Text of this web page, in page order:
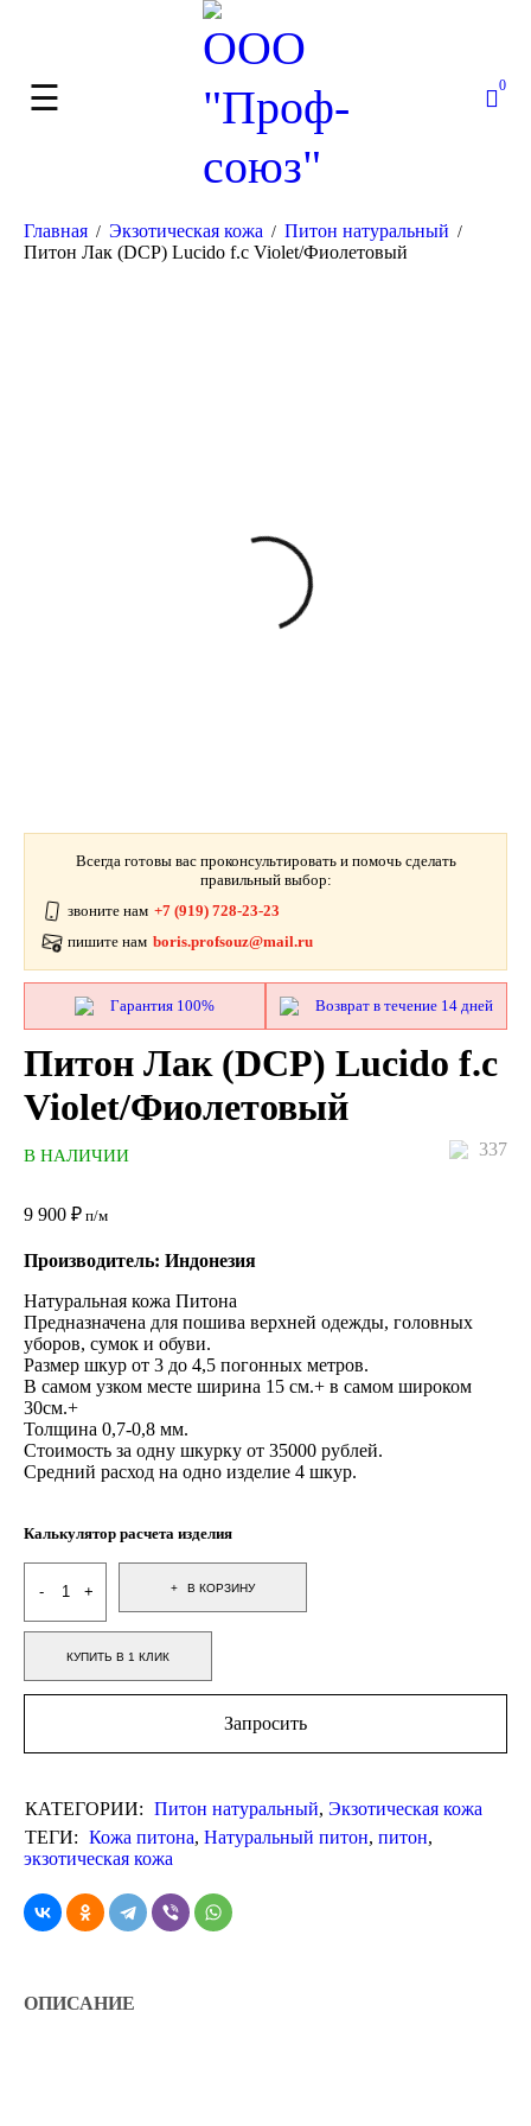
0
Главная / Экзотическая кожа / Питон натуральный /
Питон Лак (DCP) Lucido f.c Violet/Фиолетовый
Всегда готовы вас проконсультировать и помочь сделать
правильный выбор:
звоните нам +7 (919) 728-23-23
пишите нам boris.profsouz@mail.ru
Гарантия 100% Возврат в течение 14 дней
Питон Лак (DCP) Lucido f.c
Violet/Фиолетовый
337
В НАЛИЧИИ
9 900 ₽ п/м
Производитель: Индонезия
Натуральная кожа Питона
Предназначена для пошива верхней одежды, головных
уборов, сумок и обуви.
Размер шкур от 3 до 4,5 погонных метров.
В самом узком месте ширина 15 см.+ в самом широком
30см.+
Толщина 0,7-0,8 мм.
Стоимость за одну шкурку от 35000 рублей.
Средний расход на одно изделие 4 шкур.
Калькулятор расчета изделия
В КОРЗИНУ
КУПИТЬ В 1 КЛИК
Запросить
КАТЕГОРИИ: Питон натуральный, Экзотическая кожа
ТЕГИ: Кожа питона, Натуральный питон, питон,
экзотическая кожа
ОПИСАНИЕ